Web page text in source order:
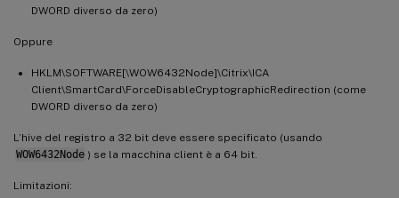
DWORD diverso da zero)
Oppure
HKLM\SOFTWARE[\WOW6432Node]\Citrix\ICA
Client\SmartCard\ForceDisableCryptographicRedirection (come
DWORD diverso da zero)
L’hive del registro a 32 bit deve essere specificato (usando
WOW6432Node ) se la macchina client è a 64 bit.
Limitazioni: